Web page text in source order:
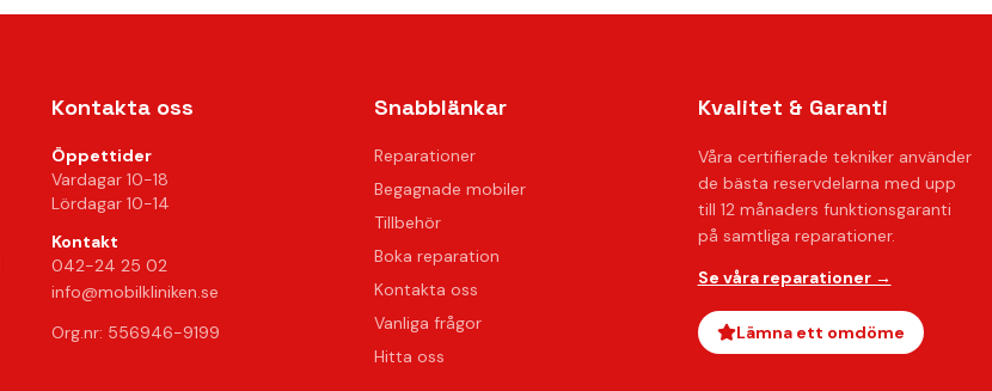
Kontakta oss
Öppettider
Vardagar 10-18
Lördagar 10-14
Kontakt
042-24 25 02
info@mobilkliniken.se
Org.nr: 556946-9199
Snabblänkar
Reparationer
Begagnade mobiler
Tillbehör
Boka reparation
Kontakta oss
Vanliga frågor
Hitta oss
Kvalitet & Garanti
Våra certifierade tekniker använder
de bästa reservdelarna med upp
till 12 månaders funktionsgaranti
på samtliga reparationer.
Se våra reparationer →
Lämna ett omdöme